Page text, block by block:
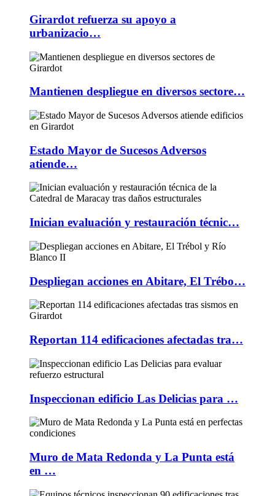
Girardot refuerza su apoyo a
urbanizacio…
Mantienen despliegue en diversos sectore…
Estado Mayor de Sucesos Adversos
atiende…
Inician evaluación y restauración técnic…
Despliegan acciones en Abitare, El Trébo…
Reportan 114 edificaciones afectadas tra…
Inspeccionan edificio Las Delicias para …
Muro de Mata Redonda y La Punta está
en …